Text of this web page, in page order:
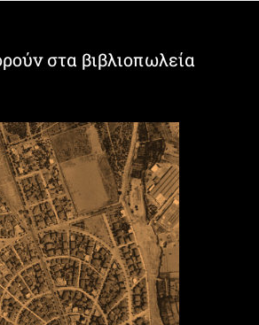
στα βιβλιοπωλεία